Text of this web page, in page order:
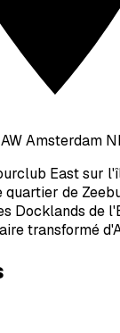
Amsterdam
East sur
de
Docklands de
transformé